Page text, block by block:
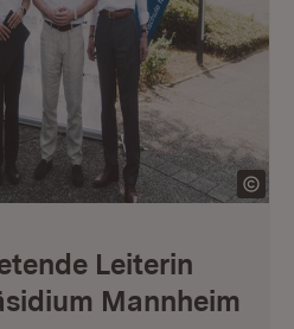
Leiterin
Mannheim